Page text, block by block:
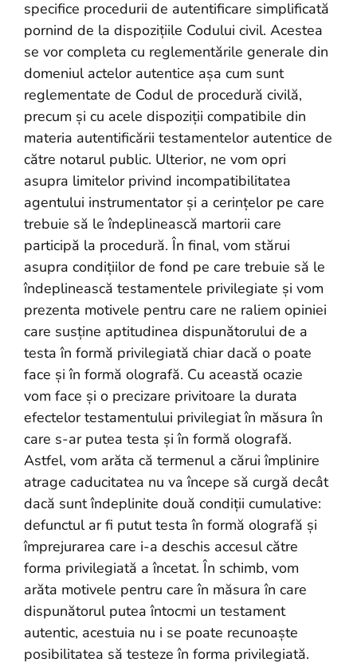
specifice procedurii de autentificare simplificată
pornind de la dispozițiile Codului civil. Acestea
se vor completa cu reglementările generale din
domeniul actelor autentice așa cum sunt
reglementate de Codul de procedură civilă,
precum și cu acele dispoziții compatibile din
materia autentificării testamentelor autentice de
către notarul public. Ulterior, ne vom opri
asupra limitelor privind incompatibilitatea
agentului instrumentator și a cerințelor pe care
trebuie să le îndeplinească martorii care
participă la procedură. În final, vom stărui
asupra condițiilor de fond pe care trebuie să le
îndeplinească testamentele privilegiate și vom
prezenta motivele pentru care ne raliem opiniei
care susține aptitudinea dispunătorului de a
testa în formă privilegiată chiar dacă o poate
face și în formă olografă. Cu această ocazie
vom face și o precizare privitoare la durata
efectelor testamentului privilegiat în măsura în
care s-ar putea testa și în formă olografă.
Astfel, vom arăta că termenul a cărui împlinire
atrage caducitatea nu va începe să curgă decât
dacă sunt îndeplinite două condiții cumulative:
defunctul ar fi putut testa în formă olografă și
împrejurarea care i-a deschis accesul către
forma privilegiată a încetat. În schimb, vom
arăta motivele pentru care în măsura în care
dispunătorul putea întocmi un testament
autentic, acestuia nu i se poate recunoaște
posibilitatea să testeze în forma privilegiată.